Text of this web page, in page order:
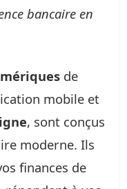
bancaire en
de
mobile et
, sont conçus
moderne. Ils
finances de